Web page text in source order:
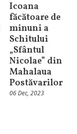
Icoana
făcătoare de
minuni a
Schitului
„Sfântul
Nicolae” din
Mahalaua
Postăvarilor
06 Dec, 2023